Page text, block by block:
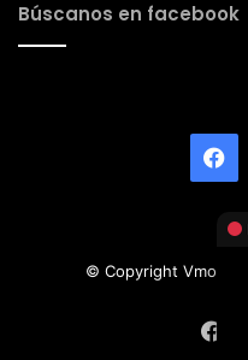
Búscanos en facebook
© Copyright Vmotor